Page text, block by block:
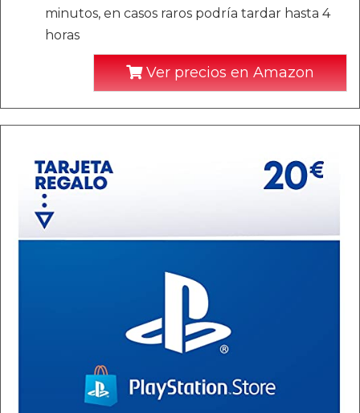
minutos, en casos raros podría tardar hasta 4
horas
Ver precios en Amazon